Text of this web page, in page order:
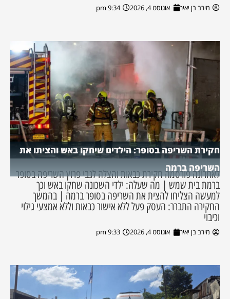
מירב בן יאיר אוגוסט 4, 2026 9:34 pm
חקירת השריפה בסופר: הילדים שיחקו באש והציתו את
השריפה ברמה
לאחרונה פורסמה חקירת כבאות והצלה לגבי פרוץ השריפה בסופר
ברמת בית שמש | מה שעלה: ילדי השכונה שחקו באש וכך
למעשה הצליחו להצית את השריפה בסופר ברמה | בהמשך
החקירה התברר: העסק פעל ללא אישור כבאות וללא אמצעי גילוי
וכיבוי
מירב בן יאיר אוגוסט 4, 2026 9:33 pm